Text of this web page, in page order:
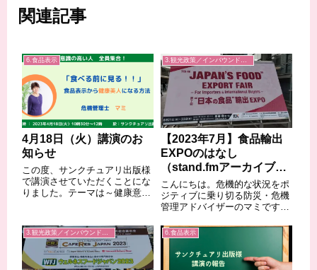
関連記事
6.食品表示
4月18日（火）講演のお
知らせ
この度、サンクチュアリ出版様
で講演させていただくことにな
りました。テーマは～健康意識
康美人になる方法です。日時：
4月18日（火）10:30～場所：サ
ンクチュアリ出版B１Ｆイベン
トホール...
3.観光政策／インバウンド／地域経済
【2023年7月】食品輸出
EXPOのはなし
（stand.fmアーカイブ
#12）
こんにちは。危機的な状況をポ
ジティブに乗り切る防災・危機
管理アドバイザーのマミです。
っと関りがあるんですが、6月
に「日本の食品輸出EXPO」を
見学してきました。今年で7回
目の開催、日本貿易振興機構や
6.食品表示